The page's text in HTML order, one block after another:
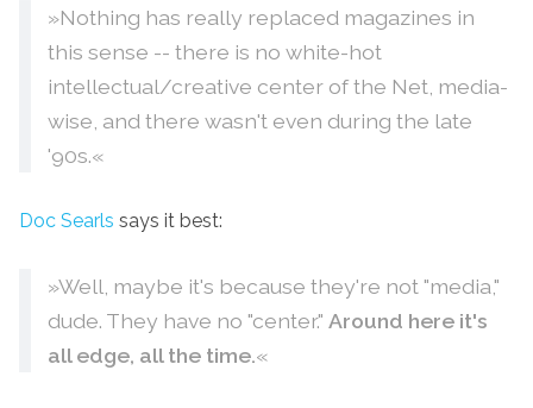
»Nothing has really replaced magazines in
this sense -- there is no white-hot
intellectual/creative center of the Net, media-
wise, and there wasn't even during the late
'90s.«
Doc Searls says it best:
»Well, maybe it's because they're not "media,"
dude. They have no "center." Around here it's
all edge, all the time.«